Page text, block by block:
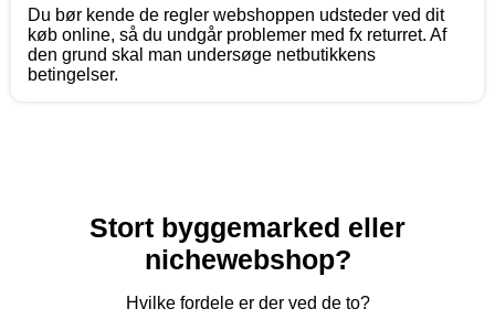
Du bør kende de regler webshoppen udsteder ved dit
køb online, så du undgår problemer med fx returret. Af
den grund skal man undersøge netbutikkens
betingelser.
Stort byggemarked eller
nichewebshop?
Hvilke fordele er der ved de to?